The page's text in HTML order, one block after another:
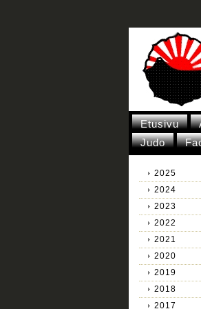
Etusivu
Judo
2025
2024
2023
2022
2021
2020
2019
2018
2017